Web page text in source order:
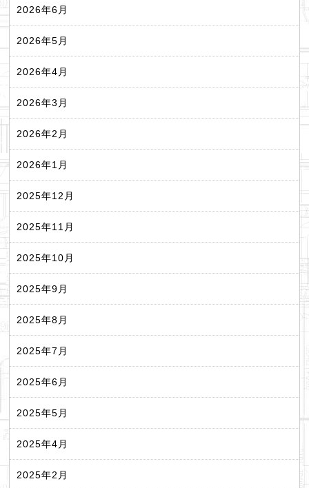
2026年6月
2026年5月
2026年4月
2026年3月
2026年2月
2026年1月
2025年12月
2025年11月
2025年10月
2025年9月
2025年8月
2025年7月
2025年6月
2025年5月
2025年4月
2025年2月